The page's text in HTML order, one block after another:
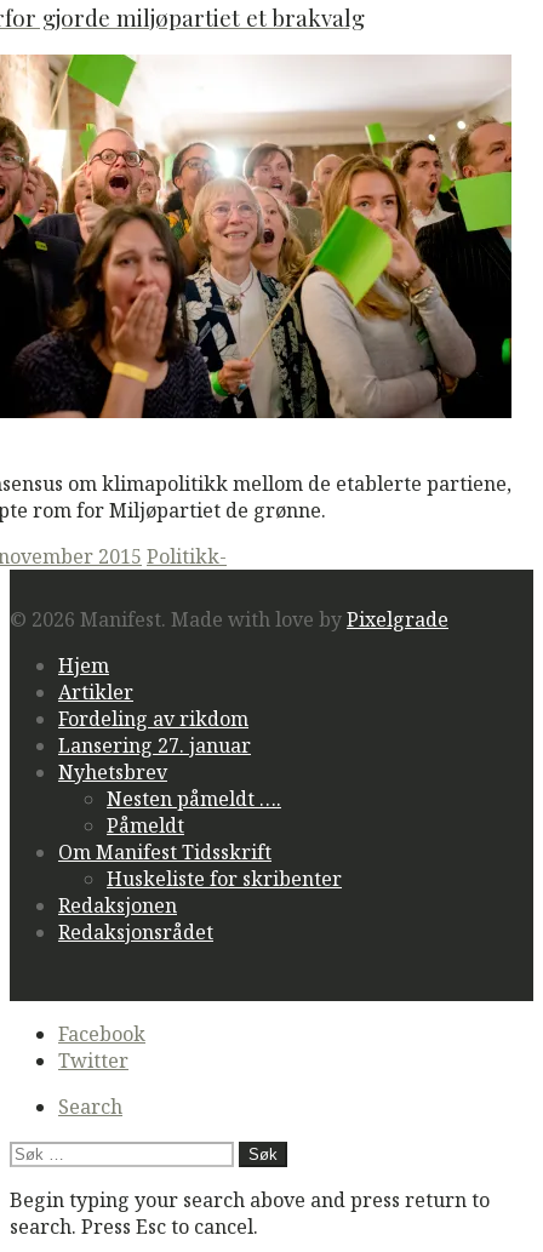
gjorde miljøpartiet et brakvalg
om klimapolitikk mellom de etablerte partiene,
rom for Miljøpartiet de grønne.
2015 Politikk-
© 2026 Manifest. Made with love byPixelgrade
Hjem
Artikler
Fordeling av rikdom
Lansering 27. januar
Nyhetsbrev
Nesten påmeldt ….
Påmeldt
Om Manifest Tidsskrift
Huskeliste for skribenter
Redaksjonen
Redaksjonsrådet
Secondary
navigation
Facebook
Twitter
Search
Søk
Begin typing your search above and press return to
search. Press Esc to cancel.